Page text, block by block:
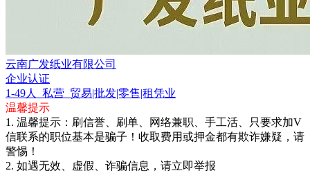
云南广发纸业有限公司
企业认证
1-49人
私营 贸易|批发|零售|租凭业
温馨提示
1. 温馨提示：刷信誉、刷单、网络兼职、手工活、只要求加V
信联系的职位基本是骗子！收取费用或押金都有欺诈嫌疑，请
警惕！
2. 如遇无效、虚假、诈骗信息，请立即举报